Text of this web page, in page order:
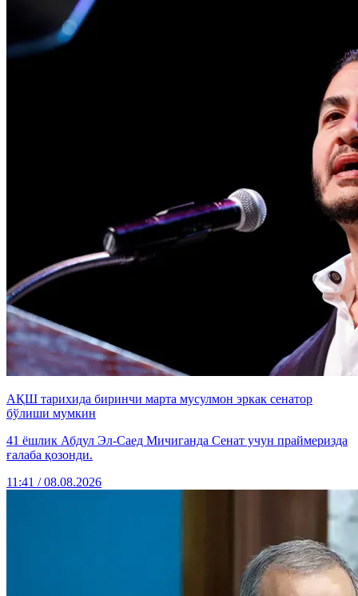
АҚШ тарихида биринчи марта мусулмон эркак сенатор
бўлиши мумкин
41 ёшлик Абдул Эл-Саед Мичиганда Сенат учун праймеризда
ғалаба қозонди.
11:41 / 08.08.2026